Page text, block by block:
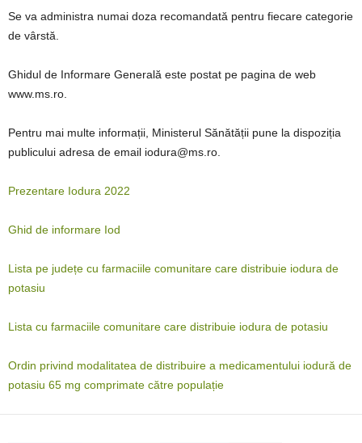
Se va administra numai doza recomandată pentru fiecare categorie
de vârstă.
Ghidul de Informare Generală este postat pe pagina de web
www.ms.ro.
Pentru mai multe informații, Ministerul Sănătății pune la dispoziția
publicului adresa de email iodura@ms.ro.
Prezentare Iodura 2022
Ghid de informare Iod
Lista pe județe cu farmaciile comunitare care distribuie iodura de
potasiu
Lista cu farmaciile comunitare care distribuie iodura de potasiu
Ordin privind modalitatea de distribuire a medicamentului iodură de
potasiu 65 mg comprimate către populație